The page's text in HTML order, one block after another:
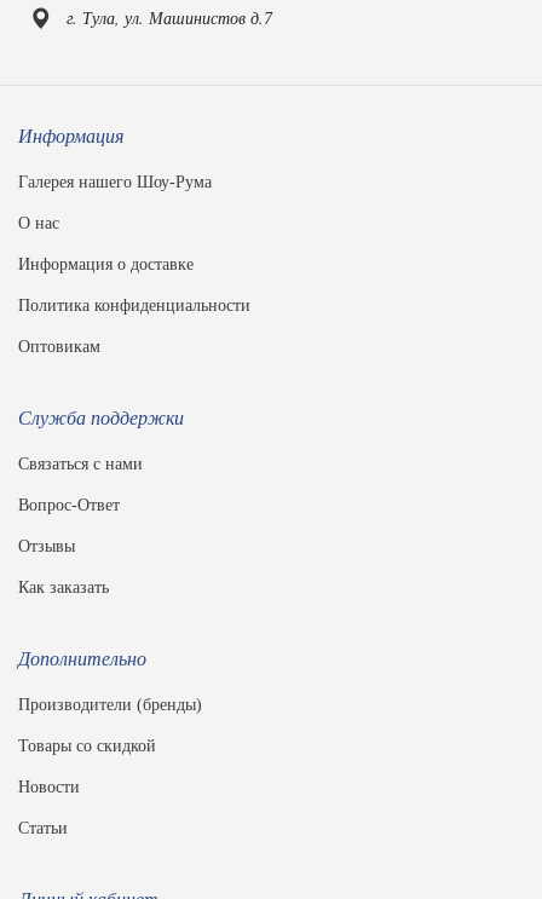
г. Тула, ул. Машинистов д.7
Информация
Галерея нашего Шоу-Рума
О нас
Информация о доставке
Политика конфиденциальности
Оптовикам
Служба поддержки
Связаться с нами
Вопрос-Ответ
Отзывы
Как заказать
Дополнительно
Производители (бренды)
Товары со скидкой
Новости
Статьи